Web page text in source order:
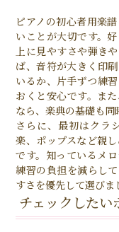
ピアノの初心者用楽
いことが大切です。
上に見やすさや弾き
ば、音符が大きく印
いるか、片手ずつ練
おくと安心です。ま
なら、楽典の基礎も同
さらに、最初はクラ
楽、ポップスなど親
です。知っているメ
練習の負担を減らし
すさを優先して選びま
チェックしたい